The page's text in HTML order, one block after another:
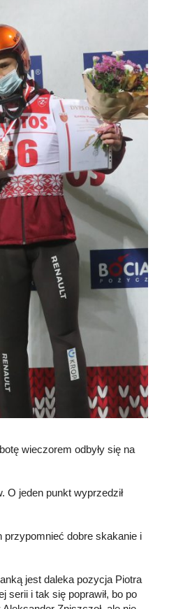
wieczorem odbyły się na
O jeden punkt wyprzedził
przypomnieć dobre skakanie i
jest daleka pozycja Piotra
serii i tak się poprawił, bo po